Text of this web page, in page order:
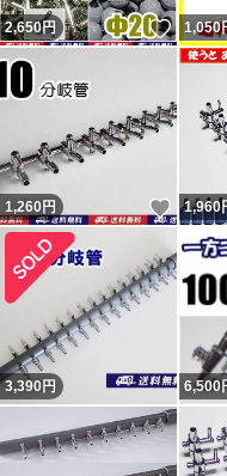
2,650円 いい
1,050
1,260円 いい
1,960
3,390円 6,500